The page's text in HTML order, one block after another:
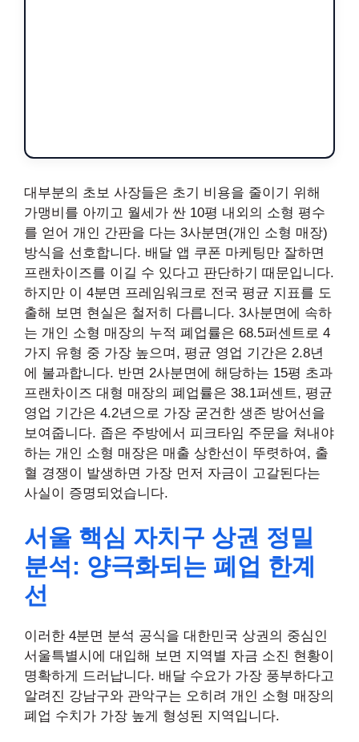
대부분의 초보 사장들은 초기 비용을 줄이기 위해
가맹비를 아끼고 월세가 싼 10평 내외의 소형 평수
를 얻어 개인 간판을 다는 3사분면(개인 소형 매장)
방식을 선호합니다. 배달 앱 쿠폰 마케팅만 잘하면
프랜차이즈를 이길 수 있다고 판단하기 때문입니다.
하지만 이 4분면 프레임워크로 전국 평균 지표를 도
출해 보면 현실은 철저히 다릅니다. 3사분면에 속하
는 개인 소형 매장의 누적 폐업률은 68.5퍼센트로 4
가지 유형 중 가장 높으며, 평균 영업 기간은 2.8년
에 불과합니다. 반면 2사분면에 해당하는 15평 초과
프랜차이즈 대형 매장의 폐업률은 38.1퍼센트, 평균
영업 기간은 4.2년으로 가장 굳건한 생존 방어선을
보여줍니다. 좁은 주방에서 피크타임 주문을 쳐내야
하는 개인 소형 매장은 매출 상한선이 뚜렷하여, 출
혈 경쟁이 발생하면 가장 먼저 자금이 고갈된다는
사실이 증명되었습니다.
서울 핵심 자치구 상권 정밀
분석: 양극화되는 폐업 한계
선
이러한 4분면 분석 공식을 대한민국 상권의 중심인
서울특별시에 대입해 보면 지역별 자금 소진 현황이
명확하게 드러납니다. 배달 수요가 가장 풍부하다고
알려진 강남구와 관악구는 오히려 개인 소형 매장의
폐업 수치가 가장 높게 형성된 지역입니다.